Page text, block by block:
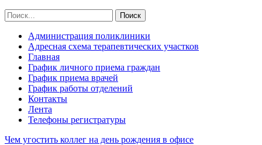
Администрация поликлиники
Адресная схема терапевтических участков
Главная
График личного приема граждан
График приема врачей
График работы отделений
Контакты
Лента
Телефоны регистратуры
Чем угостить коллег на день рождения в офисе